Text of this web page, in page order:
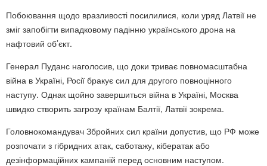
Побоювання щодо вразливості посилилися, коли уряд Латвії не
зміг запобігти випадковому падінню українського дрона на
нафтовий об’єкт.
Генерал Пуданс наголосив, що доки триває повномасштабна
війна в Україні, Росії бракує сил для другого повноцінного
наступу. Однак щойно завершиться війна в Україні, Москва
швидко створить загрозу країнам Балтії, Латвії зокрема.
Головнокомандувач Збройних сил країни допустив, що РФ може
розпочати з гібридних атак, саботажу, кібератак або
дезінформаційних кампаній перед основним наступом.